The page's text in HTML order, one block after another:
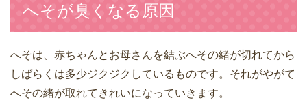
へそが臭くなる原因
へそは、赤ちゃんとお母さんを結ぶへその緒が切れてから
しばらくは多少ジクジクしているものです。それがやがて
へその緒が取れてきれいになっていきます。